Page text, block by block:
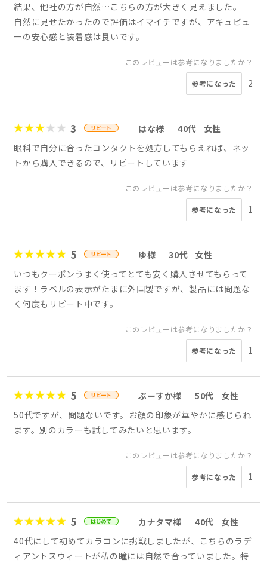
結果、他社の方が自然…こちらの方が大きく見えました。
自然に見せたかったので評価はイマイチですが、アキュビュ
ーの安心感と装着感は良いです。
このレビューは参考になりましたか？
参考になった 2
3 はな様 40代
女性
眼科で自分に合ったコンタクトを処方してもらえれば、ネッ
トから購入できるので、リピートしています
このレビューは参考になりましたか？
参考になった 1
5 ゆ様 30代
女性
いつもクーポンうまく使ってとても安く購入させてもらって
ます！ラベルの表示がたまに外国製ですが、製品には問題な
く何度もリピート中です。
このレビューは参考になりましたか？
参考になった 1
5 ぶーすか様 50代
女性
50代ですが、問題ないです。お顔の印象が華やかに感じられ
ます。別のカラーも試してみたいと思います。
このレビューは参考になりましたか？
参考になった 1
5 カナタマ様 40代
女性
40代にして初めてカラコンに挑戦しましたが、こちらのラデ
ィアントスウィートが私の瞳には自然で合っていました。特